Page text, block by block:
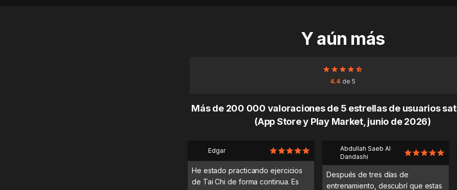
Y aún más
4.4 de 5
Más de 200 000 valoraciones de 5 estrellas de usuarios
(App Store y Play Market, junio de 2026)
Edgar
He estado practicando ejercicios
de Tai Chi de forma continua. Es
Abdullah Saeb Al
Dandashi
Después de tres días de
entrenamiento, descubrí que estas